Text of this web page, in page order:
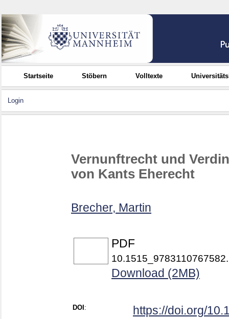
Startseite Stöbern Volltexte
Login
Vernunftrecht und
von Kants Eherecht
Brecher, Martin
PDF
Download (2MB)
DOI : https://doi.org/